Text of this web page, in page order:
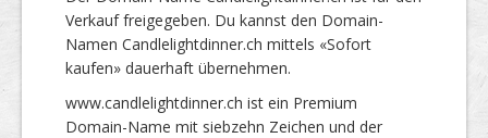
Verkauf freigegeben. Du kannst den Domain-
Namen Candlelightdinner.ch mittels «Sofort
kaufen» dauerhaft übernehmen.
www.candlelightdinner.ch ist ein Premium
Domain-Name mit siebzehn Zeichen und der